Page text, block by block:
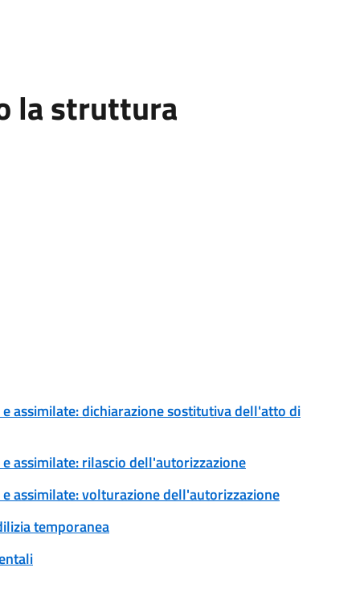
la struttura
assimilate: dichiarazione sostitutiva dell'atto di
assimilate: rilascio dell'autorizzazione
assimilate: volturazione dell'autorizzazione
temporanea